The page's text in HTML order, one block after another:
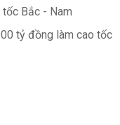
Bắc - Nam
tỷ đồng làm cao tốc